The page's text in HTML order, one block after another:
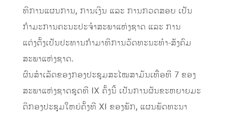
ທິການແຜນການ, ການເງິນ ແລະ ການກວດສອບ ເປັນ
ກຳມະການຄະນະປະຈຳສະພາແຫ່ງຊາດ ແລະ ການ
ແຕ່ງຕັ້ງເປັນປະທານກຳມາທິການວັດທະນະທໍາ-ສັງຄົມ
ສະພາແຫ່ງຊາດ.
ຜົນສໍາເລັດຂອງກອງປະຊຸມສະໄໝສາມັນເທື່ອທີ 7 ຂອງ
ສະພາແຫ່ງຊາດຊຸດທີ IX ຄັ້ງນີ້ ເປັນການຜັນຂະຫຍາຍມະ
ຕິກອງປະຊຸມໃຫຍ່ຄັ້ງທີ XI ຂອງພັກ, ແຜນພັດທະນາ